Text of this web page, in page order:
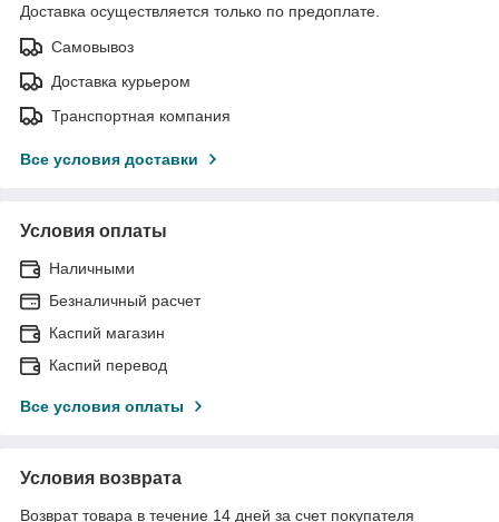
Доставка осуществляется только по предоплате.
Самовывоз
Доставка курьером
Транспортная компания
Все условия доставки
Условия оплаты
Наличными
Безналичный расчет
Каспий магазин
Каспий перевод
Все условия оплаты
Условия возврата
Возврат товара в течение 14 дней за счет покупателя